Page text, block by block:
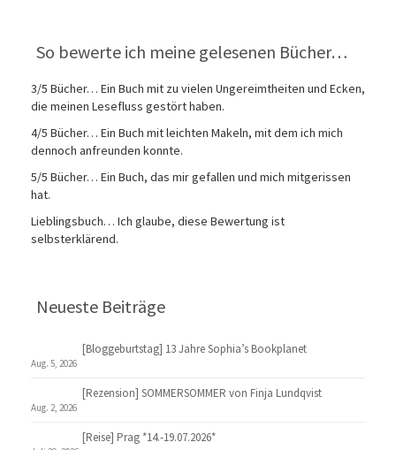
So bewerte ich meine gelesenen Bücher…
3/5 Bücher… Ein Buch mit zu vielen Ungereimtheiten und Ecken,
die meinen Lesefluss gestört haben.
4/5 Bücher… Ein Buch mit leichten Makeln, mit dem ich mich
dennoch anfreunden konnte.
5/5 Bücher… Ein Buch, das mir gefallen und mich mitgerissen
hat.
Lieblingsbuch… Ich glaube, diese Bewertung ist
selbsterklärend.
Neueste Beiträge
[Bloggeburtstag] 13 Jahre Sophia’s Bookplanet
Aug. 5, 2026
[Rezension] SOMMERSOMMER von Finja Lundqvist
Aug. 2, 2026
[Reise] Prag *14.-19.07.2026*